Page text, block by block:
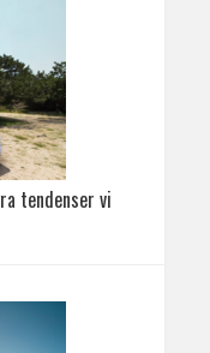
tendenser vi